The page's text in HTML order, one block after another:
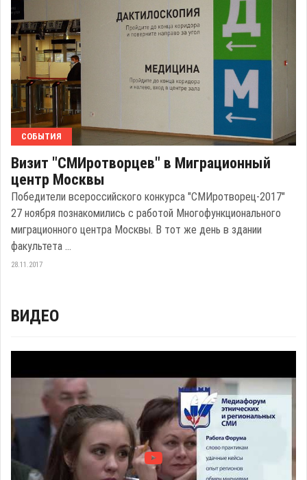
СОБЫТИЯ
Визит "СМИротворцев" в Миграционный
центр Москвы
Победители всероссийского конкурса "СМИротворец-2017"
27 ноября познакомились с работой Многофункционального
миграционного центра Москвы. В тот же день в здании
факультета ...
28.11.2017
ВИДЕО